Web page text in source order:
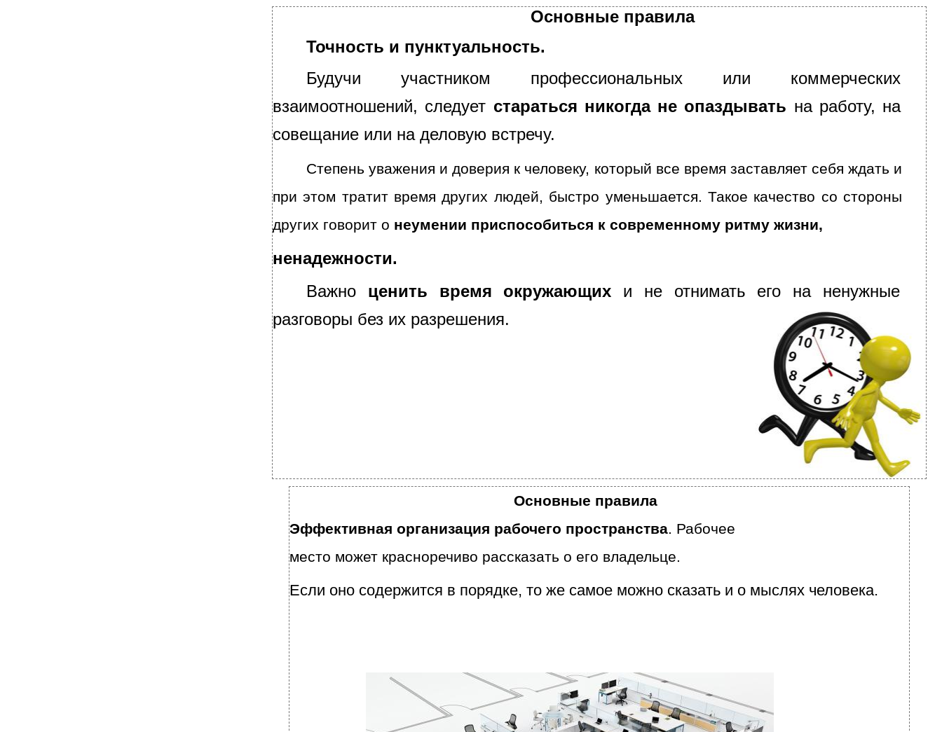
Основные правила
Точность и пунктуальность.
Будучи участником профессиональных или коммерческих
взаимоотношений, следует стараться никогда не опаздывать на работу, на
совещание или на деловую встречу.
Степень уважения и доверия к человеку, который все время заставляет себя ждать и
при этом тратит время других людей, быстро уменьшается. Такое качество со стороны
других говорит о неумении приспособиться к современному ритму жизни,
ненадежности.
Важно ценить время окружающих и не отнимать его на ненужные
разговоры без их разрешения.
Основные правила
Эффективная организация рабочего пространства. Рабочее
место может красноречиво рассказать о его владельце.
Если оно содержится в порядке, то же самое можно сказать и о мыслях человека.